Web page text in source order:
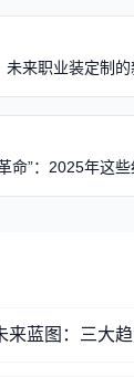
未来职业装定制的
命”：2025年这
来蓝图：三大